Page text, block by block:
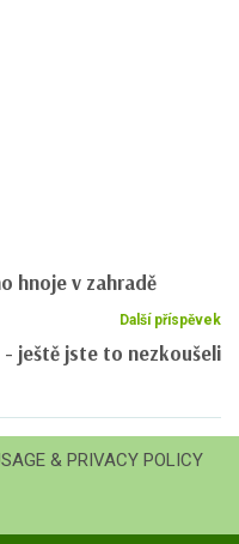
hnoje v zahradě
Další příspěvek
ještě jste to nezkoušeli
& PRIVACY POLICY